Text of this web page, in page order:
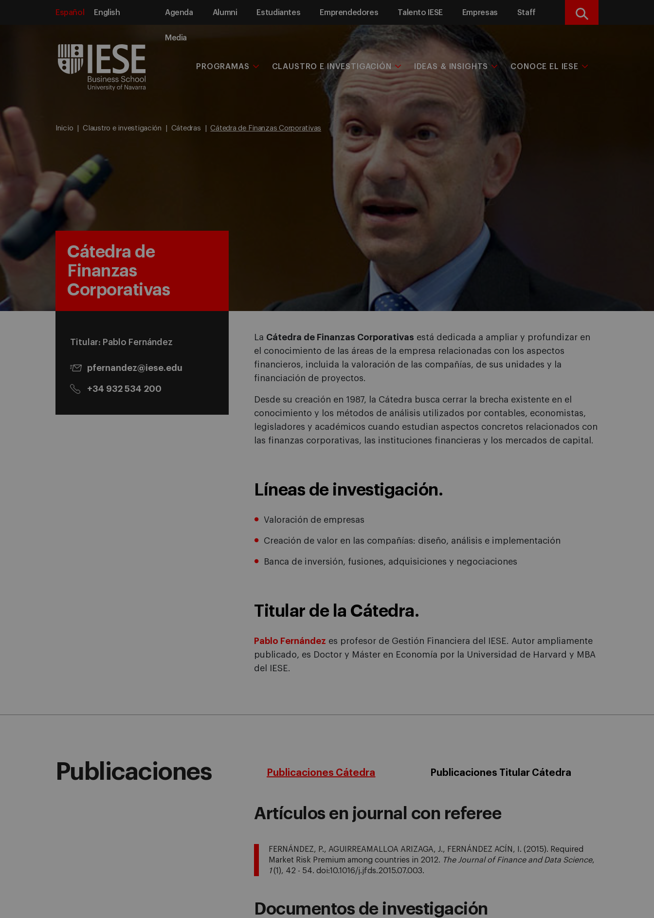
Español English Agenda Alumni Estudiantes Emprendedores Talento IESE Empresas Staff
Media
Buscar
PROGRAMAS CLAUSTRO E INVESTIGACIÓN IDEAS & INSIGHTS CONOCE EL IESE
Inicio Claustro e investigación Cátedras Cátedra de Finanzas Corporativas
Cátedra de
Finanzas
Corporativas
Titular: Pablo Fernández
pfernandez@iese.edu
+34 932 534 200
La Cátedra de Finanzas Corporativas está dedicada a ampliar y profundizar en
el conocimiento de las áreas de la empresa relacionadas con los aspectos
financieros, incluida la valoración de las compañías, de sus unidades y la
financiación de proyectos.
Desde su creación en 1987, la Cátedra busca cerrar la brecha existente en el
conocimiento y los métodos de análisis utilizados por contables, economistas,
legisladores y académicos cuando estudian aspectos concretos relacionados con
las finanzas corporativas, las instituciones financieras y los mercados de capital.
Líneas de investigación.
Valoración de empresas
Creación de valor en las compañías: diseño, análisis e implementación
Banca de inversión, fusiones, adquisiciones y negociaciones
Titular de la Cátedra.
Pablo Fernández es profesor de Gestión Financiera del IESE. Autor ampliamente
publicado, es Doctor y Máster en Economía por la Universidad de Harvard y MBA
del IESE.
Publicaciones Publicaciones Cátedra Publicaciones Titular Cátedra
Artículos en journal con referee
FERNÁNDEZ, P., AGUIRREAMALLOA ARIZAGA, J., FERNÁNDEZ ACÍN, I. (2015). Required
Market Risk Premium among countries in 2012. The Journal of Finance and Data Science,
1(1), 42 - 54. doi:10.1016/j.jfds.2015.07.003.
Documentos de investigación